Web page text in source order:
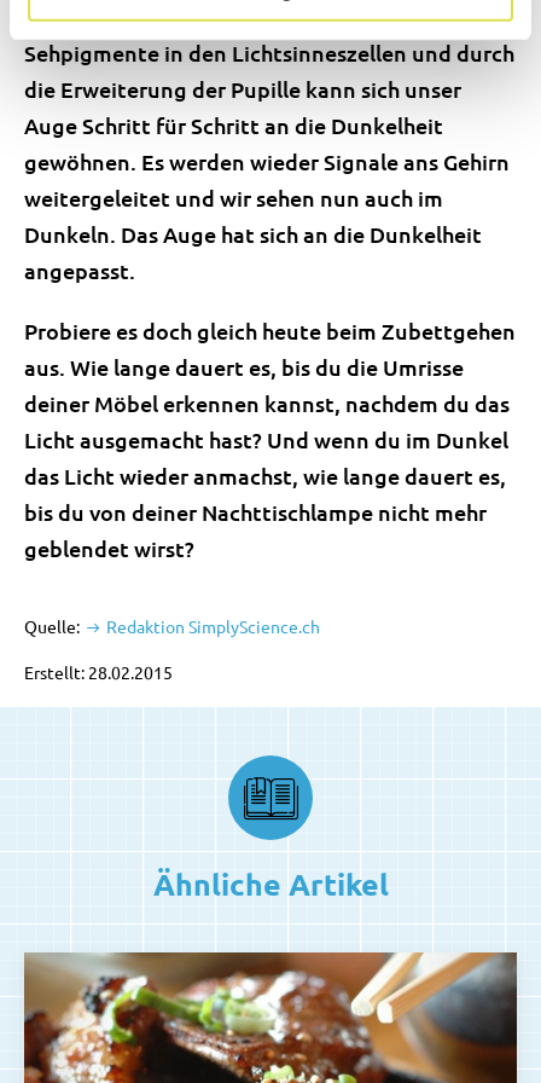
die zunehmende Anzahl ungespaltener
Sehpigmente in den Lichtsinneszellen und durch
die Erweiterung der Pupille kann sich unser
Auge Schritt für Schritt an die Dunkelheit
gewöhnen. Es werden wieder Signale ans Gehirn
weitergeleitet und wir sehen nun auch im
Dunkeln. Das Auge hat sich an die Dunkelheit
angepasst.
Probiere es doch gleich heute beim Zubettgehen
aus. Wie lange dauert es, bis du die Umrisse
deiner Möbel erkennen kannst, nachdem du das
Licht ausgemacht hast? Und wenn du im Dunkel
das Licht wieder anmachst, wie lange dauert es,
bis du von deiner Nachttischlampe nicht mehr
geblendet wirst?
Quelle: Redaktion SimplyScience.ch
Erstellt: 28.02.2015
Ähnliche Artikel